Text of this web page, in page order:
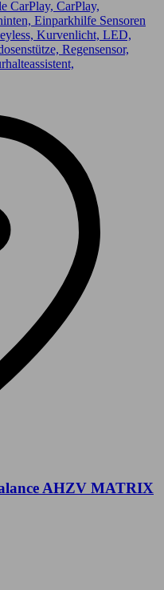
CarPlay, CarPlay,
Einparkhilfe Sensoren
Kurvenlicht, LED,
Regensensor,
AHZV MATRIX